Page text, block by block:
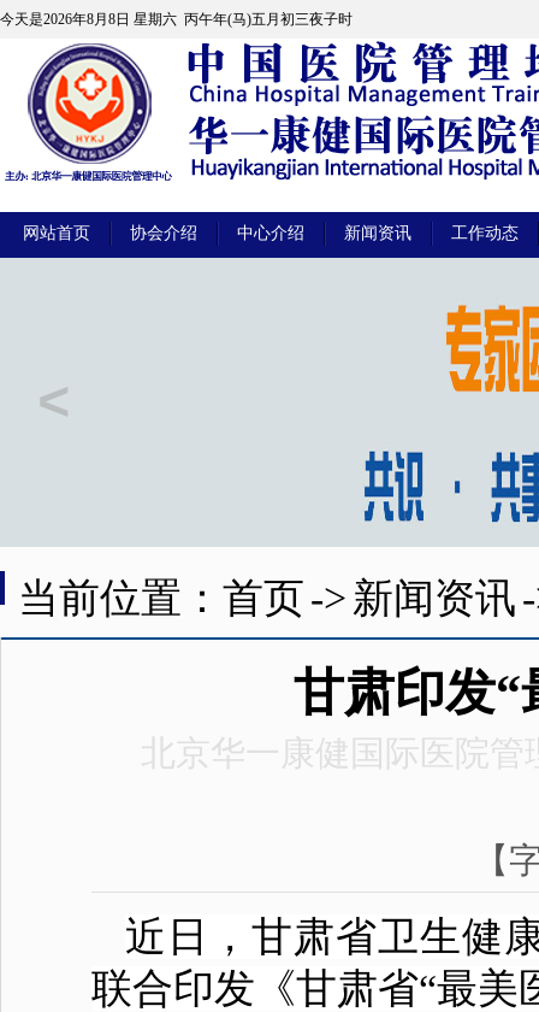
今天是2026年8月8日 星期六 丙午年(马)五月初三夜子时
网站首页 协会介绍 中心介绍 新闻资讯 工作动态
当前位置：首页-> 新闻资讯
甘肃印发“
北京华一康健国际医院管
【
近日，甘肃省卫生健
联合印发《甘肃省“最美